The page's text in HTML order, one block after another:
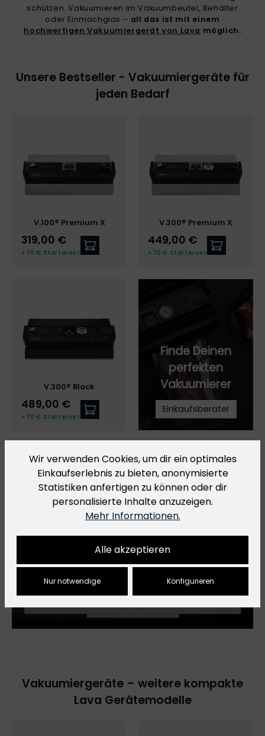
schützen. Vakuumieren im Vakuumbeutel, Behälter
oder Einmachglas – all das ist mit einem
hochwertigen Vakuumiergerät von Lava möglich.
Unsere Bestseller - Vakuumiergeräte für
jeden Bedarf
V.100® Premium X
319,00 €
+70 € Starterset Zum V.100® Premium X
V.300® Premium X
449,00 €
+70 € Starterset Zum
V.300® Black
489,00 €
+70 € Starterset Zum V.300® Black
Finde Deinen
perfekten
Vakuumierer
Einkaufsberater
Vergleich der drei Bestseller
Vakuumiergeräte – weitere kompakte
Lava Gerätemodelle
Wir verwenden Cookies, um dir ein optimales
Einkaufserlebnis zu bieten, anonymisierte
Statistiken anfertigen zu können oder dir
personalisierte Inhalte anzuzeigen.
Mehr Informationen.
Alle akzeptieren
Nur notwendige Konfigurieren